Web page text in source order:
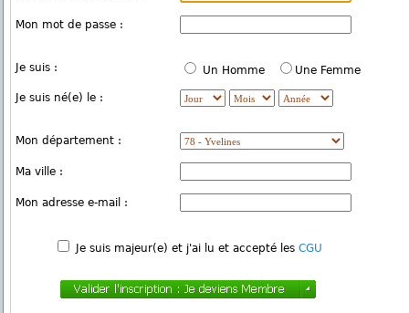
Mon mot de passe :
Je suis : Un Homme Une Femme
Je suis né(e) le :
Mon département :
Ma ville :
Mon adresse e-mail :
Je suis majeur(e) et j'ai lu et accepté les CGU